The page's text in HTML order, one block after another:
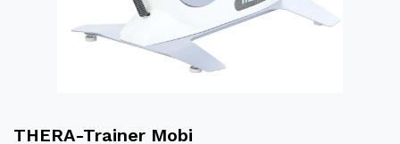
THERA-Trainer Mobi